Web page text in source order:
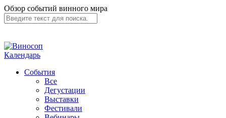
Обзор событий винного мира
Календарь
События
Все
Дегустации
Выставки
Фестивали